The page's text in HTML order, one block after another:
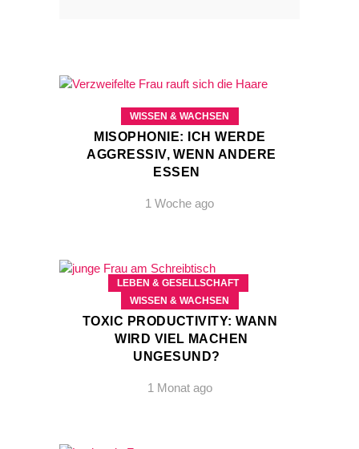
WISSEN & WACHSEN
MISOPHONIE: ICH WERDE
AGGRESSIV, WENN ANDERE
ESSEN
1 Woche ago
LEBEN & GESELLSCHAFT
WISSEN & WACHSEN
TOXIC PRODUCTIVITY: WANN
WIRD VIEL MACHEN
UNGESUND?
1 Monat ago